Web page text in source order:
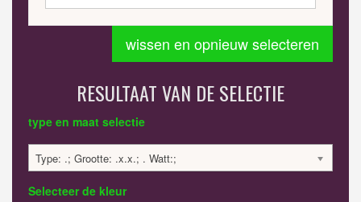
wissen en opnieuw selecteren
RESULTAAT VAN DE SELECTIE
type en maat selectie
Type: .; Grootte: .x.x.; . Watt:;
Selecteer de kleur